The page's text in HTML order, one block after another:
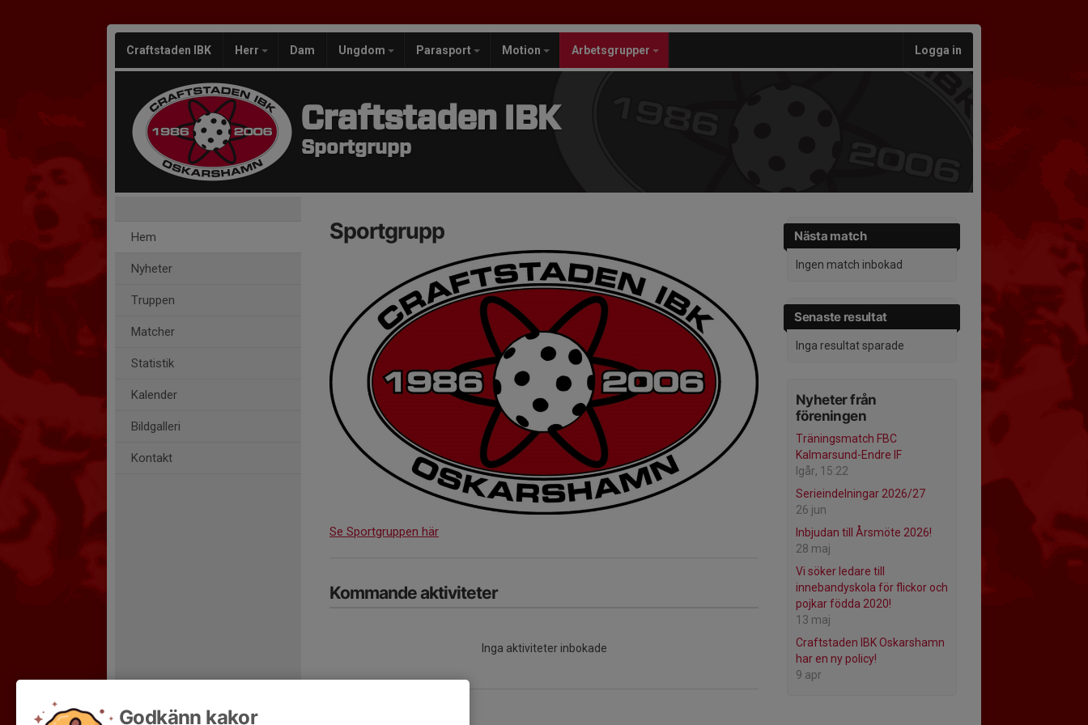
Craftstaden IBK Herr Dam Ungdom Parasport Motion Arbetsgrupper Logga in
Craftstaden IBK
Sportgrupp
Hem
Nyheter
Truppen
Matcher
Statistik
Kalender
Bildgalleri
Kontakt
Nästa match
Ingen match inbokad
Senaste resultat
Inga resultat sparade
Nyheter från
föreningen
Träningsmatch FBC
Kalmarsund-Endre IF
Igår, 15:22
Serieindelningar 2026/27
26 jun
Inbjudan till Årsmöte 2026!
28 maj
Vi söker ledare till
innebandyskola för flickor och
pojkar födda 2020!
13 maj
Craftstaden IBK Oskarshamn
har en ny policy!
9 apr
Sportgrupp
Se Sportgruppen här
Kommande aktiviteter
Inga aktiviteter inbokade
Godkänn kakor